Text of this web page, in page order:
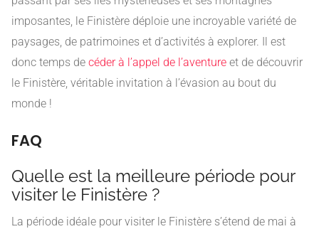
imposantes, le Finistère déploie une incroyable variété de
paysages, de patrimoines et d’activités à explorer. Il est
donc temps de céder à l’appel de l’aventure et de découvrir
le Finistère, véritable invitation à l’évasion au bout du
monde !
FAQ
Quelle est la meilleure période pour
visiter le Finistère ?
La période idéale pour visiter le Finistère s’étend de mai à